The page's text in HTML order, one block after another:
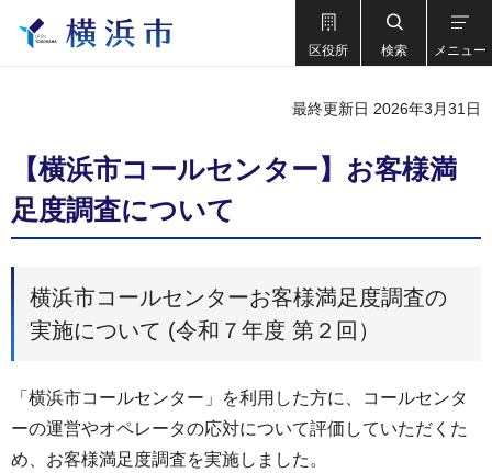
区役所 検索 メニュー
最終更新日 2026年3月31日
【横浜市コールセンター】お客様満
⾜度調査について
横浜市コールセンターお客様満⾜度調査の
実施について (令和７年度 第２回）
「横浜市コールセンター」を利用した方に、コールセンタ
ーの運営やオペレータの応対について評価していただくた
め、お客様満足度調査を実施しました。